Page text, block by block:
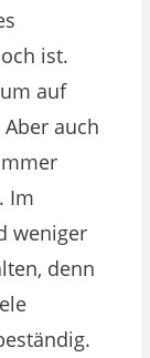
ist.
auf
auch
Im
weniger
denn